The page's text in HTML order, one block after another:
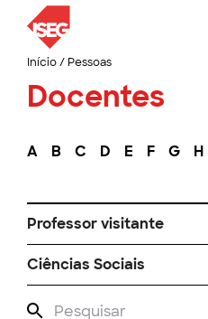
Início/ Pessoas
Docentes
A B C D E F G H
Professor visitante
Ciências Sociais